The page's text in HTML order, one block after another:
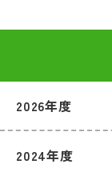
2026年度
2024年度